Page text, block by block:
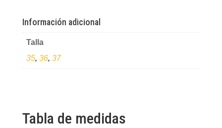
cuero
cantidad
Información adicional
Talla
35, 36, 37
Tabla de medidas